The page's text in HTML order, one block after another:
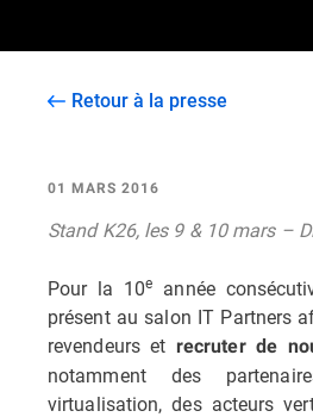
Retour à la presse
01 MARS 2016
Stand K26, les 9 & 10 mars –
Pour la 10e
année
présent au salon IT Partners
revendeurs et recruter de
notamment des
virtualisation, des acteurs